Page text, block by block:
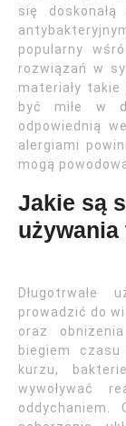
się doskonałą
popularny
rozwiązań w
materiały
być miłe w
odpowiednią
alergiami
mogą
Jakie są
prowadzić do
oraz
biegiem
kurzu,
wywoływać